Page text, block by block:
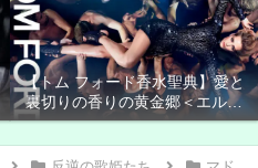
【トム フォード香水聖典】愛と
裏切りの香りの黄金郷＜エルド
ラド＞